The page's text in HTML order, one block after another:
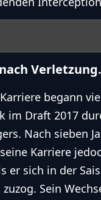
Verletzung.
begann
im Draft 2017
Nach sieben
Karriere
er sich in der
Sein